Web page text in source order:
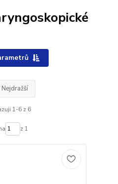
Nejdražší
1-6 z 6
z 1